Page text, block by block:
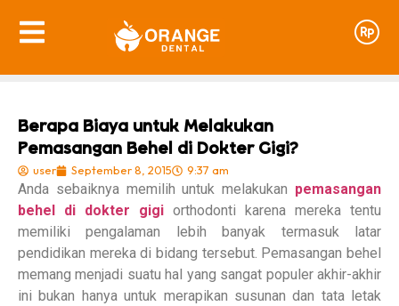
Berapa Biaya untuk Melakukan
Pemasangan Behel di Dokter Gigi?
user September 8, 2015 9:37 am
Anda sebaiknya memilih untuk melakukan pemasangan
behel di dokter gigi orthodonti karena mereka tentu
memiliki pengalaman lebih banyak termasuk latar
pendidikan mereka di bidang tersebut. Pemasangan behel
memang menjadi suatu hal yang sangat populer akhir-akhir
ini bukan hanya untuk merapikan susunan dan tata letak